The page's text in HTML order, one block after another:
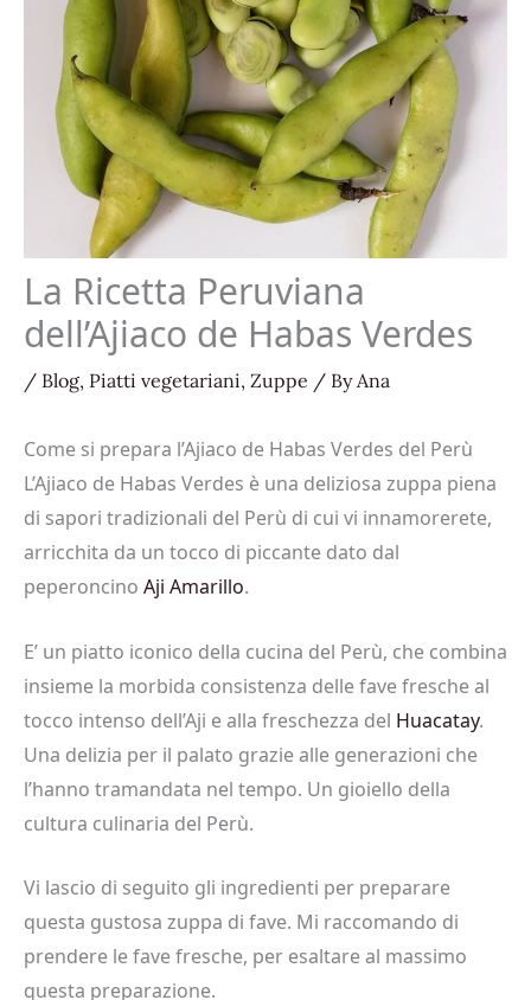
La Ricetta Peruviana
dell’Ajiaco de Habas Verdes
/ Blog, Piatti vegetariani, Zuppe / ByAna
Come si prepara l’Ajiaco de Habas Verdes del Perù
L’Ajiaco de Habas Verdes è una deliziosa zuppa piena
di sapori tradizionali del Perù di cui vi innamorerete,
arricchita da un tocco di piccante dato dal
peperoncino Aji Amarillo.
E’ un piatto iconico della cucina del Perù, che combina
insieme la morbida consistenza delle fave fresche al
tocco intenso dell’Aji e alla freschezza del Huacatay.
Una delizia per il palato grazie alle generazioni che
l’hanno tramandata nel tempo. Un gioiello della
cultura culinaria del Perù.
Vi lascio di seguito gli ingredienti per preparare
questa gustosa zuppa di fave. Mi raccomando di
prendere le fave fresche, per esaltare al massimo
questa preparazione.